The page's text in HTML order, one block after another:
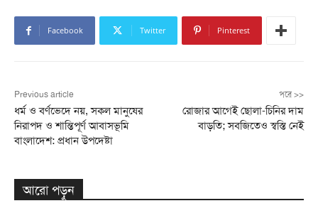
Facebook Twitter Pinterest
Previous article
ধর্ম ও বর্ণভেদে নয়, সকল মানুষের
নিরাপদ ও শান্তিপূর্ণ আবাসভূমি
বাংলাদেশ: প্রধান উপদেষ্টা
পরে >>
রোজার আগেই ছোলা-চিনির দাম
বাড়তি; সবজিতেও স্বস্তি নেই
আরো পড়ুন